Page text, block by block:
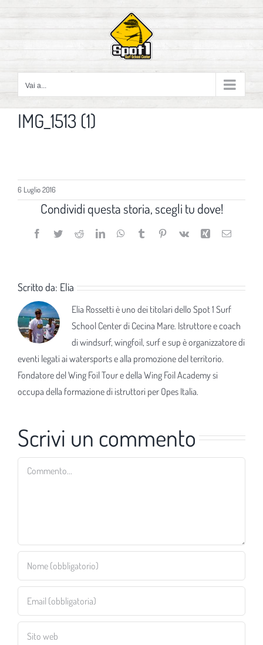
contenuto
Vai a...
IMG_1513 (1)
6 Luglio 2016
Condividi questa storia, scegli tu dove!
Facebook
TwitterRedditLinkedInWhatsApp
TumblrPinterest
Vk Xing Email
Scritto da: Elia
Elia Rossetti è uno dei titolari dello Spot 1 Surf
School Center di Cecina Mare. Istruttore e coach
di windsurf, wingfoil, surf e sup è organizzatore di
eventi legati ai watersports e alla promozione del territorio.
Fondatore del Wing Foil Tour e della Wing Foil Academy si
occupa della formazione di istruttori per Opes Italia.
Scrivi un commento
Commento